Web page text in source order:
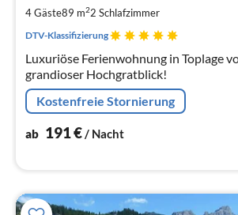
4 Gäste89 m22 Schlafzimmer
DTV-Klassifizierung
Luxuriöse Ferienwohnung in Toplage
grandioser Hochgratblick!
Kostenfreie Stornierung
ab 191€/ Nacht